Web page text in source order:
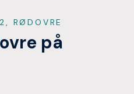
RØDOVRE
på